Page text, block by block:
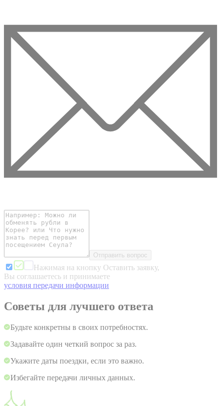
Отправить вопрос
Нажимая на кнопку Оставить заявку,
Вы соглашаетесь и принимаете
условия передачи информации
Советы для лучшего ответа
Будьте конкретны в своих потребностях.
Задавайте один четкий вопрос за раз.
Укажите даты поездки, если это важно.
Избегайте передачи личных данных.